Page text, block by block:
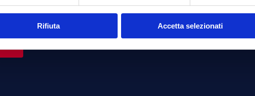
Rifiuta Accetta selezionati